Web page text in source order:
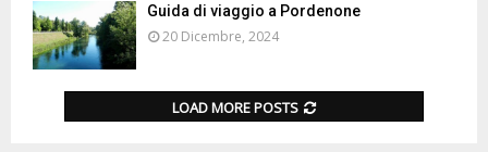
Guida di viaggio a Pordenone
20 Dicembre, 2024
LOAD MORE POSTS